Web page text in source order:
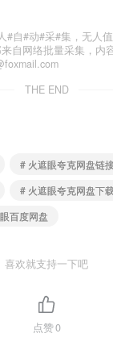
#自#动#采#集，无人
自网络批量采集，内
THE END
# 火遮眼夸克网盘链
# 火遮眼夸克网盘下载
百度网盘
喜欢就支持一下吧
点赞0